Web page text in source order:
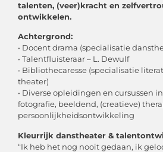
talenten, (veer)kracht en
ontwikkelen.
Achtergrond:
• Docent drama (specialisatie
• Talentfluisteraar – L. Dewulf
• Bibliothecaresse (specialisatie
theater)
• Diverse opleidingen en cursussen
fotografie, beeldend, (creatieve)
persoonlijkheidsontwikkeling
Kleurrijk danstheater &
“Ik heb het nog nooit gedaan, ik